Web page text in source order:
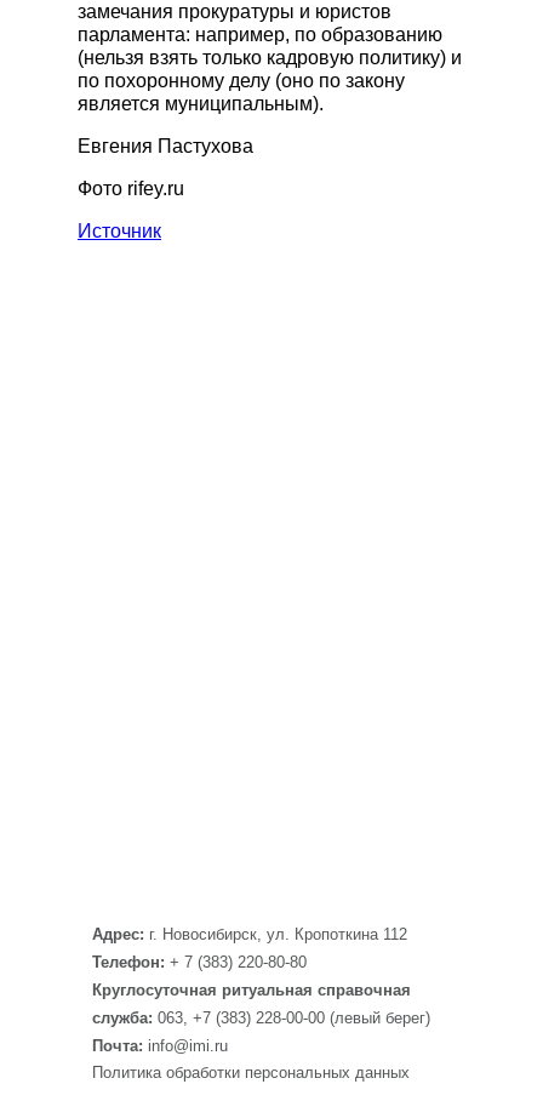
замечания прокуратуры и юристов
парламента: например, по образованию
(нельзя взять только кадровую политику) и
по похоронному делу (оно по закону
является муниципальным).
Евгения Пастухова
Фото rifey.ru
Источник
Адрес: г. Новосибирск, ул. Кропоткина 112
Телефон: + 7 (383) 220-80-80
Круглосуточная ритуальная справочная
служба: 063, +7 (383) 228-00-00 (левый берег)
Почта: info@imi.ru
Политика обработки персональных данных